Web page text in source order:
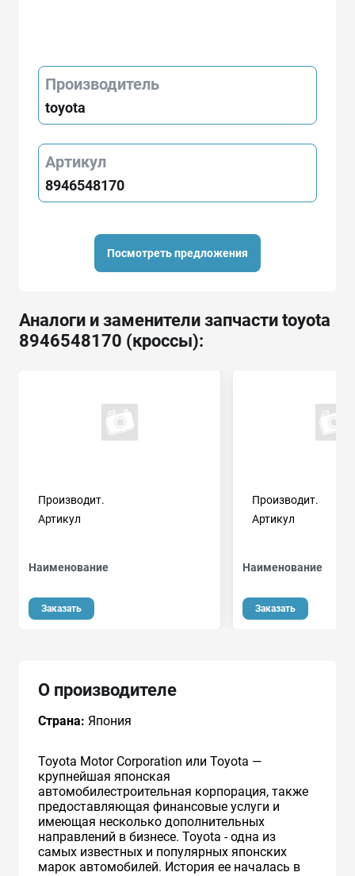
Производитель
toyota
Артикул
8946548170
Посмотреть предложения
Аналоги и заменители запчасти toyota
8946548170 (кроссы):
Производит.
Артикул
Наименование
Заказать
Производит.
Артикул
Наименование
Заказать
О производителе
Страна: Япония
Toyota Motor Corporation или Toyota —
крупнейшая японская
автомобилестроительная корпорация, также
предоставляющая финансовые услуги и
имеющая несколько дополнительных
направлений в бизнесе. Toyota - одна из
самых известных и популярных японских
марок автомобилей. История ее началась в